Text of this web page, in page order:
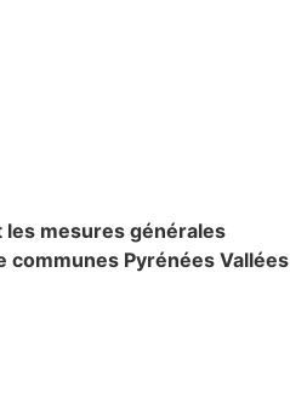
les mesures générales
communes Pyrénées Vallées